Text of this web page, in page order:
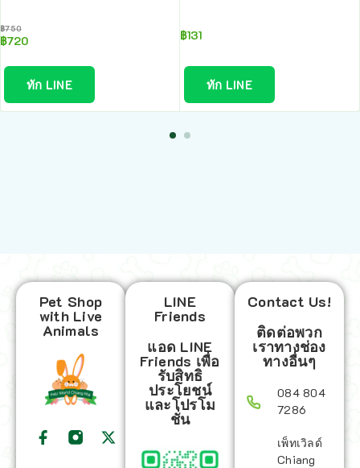
฿750
฿720
ทัก LINE
฿131
ทัก LINE
Pet Shop
with Live
Animals
LINE
Friends
แอด LINE
Friends เพื่อ
รับสิทธิ
ประโยชน์
และโปรโม
ชั่น
Contact Us!
ติดต่อพวก
เราทางช่อง
ทางอื่นๆ
084 804
7286
เพ็ทเวิลด์
Chiang